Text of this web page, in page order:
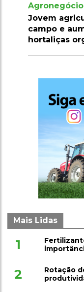
Agronegócio
Produtor
com apoio
1